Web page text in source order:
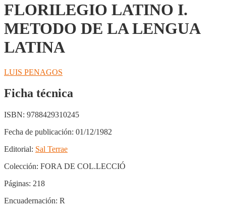
FLORILEGIO LATINO I.
METODO DE LA LENGUA
LATINA
LUIS PENAGOS
Ficha técnica
ISBN: 9788429310245
Fecha de publicación: 01/12/1982
Editorial: Sal Terrae
Colección: FORA DE COL.LECCIÓ
Páginas: 218
Encuadernación: R